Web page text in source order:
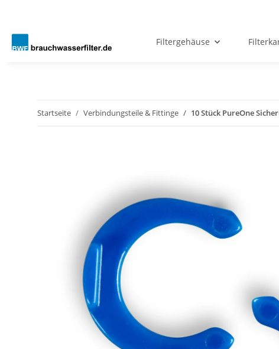
Filtergehäuse
Startseite Verbindungsteile & Fittinge 10 Stück PureOne